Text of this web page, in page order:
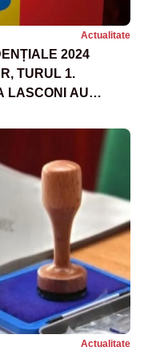
Actualitate
2024
TURUL 1.
LASCONI AU
Actualitate